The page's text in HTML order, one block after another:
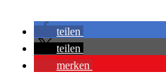
teilen
teilen
merken